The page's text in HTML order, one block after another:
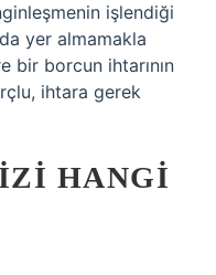
işlendiği
yer almamakla
bir borcun ihtarının
ihtara gerek
HANGI